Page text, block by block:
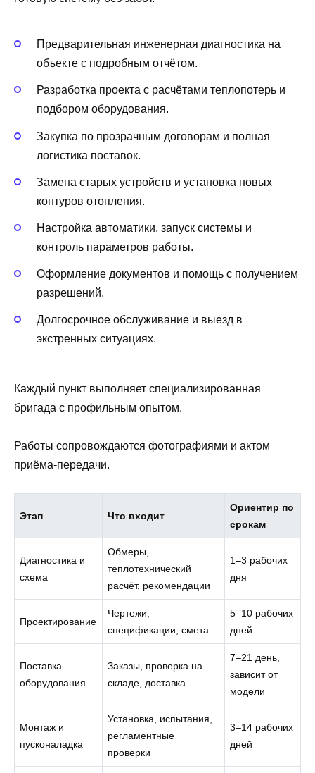
Предварительная инженерная диагностика на
объекте с подробным отчётом.
Разработка проекта с расчётами теплопотерь и
подбором оборудования.
Закупка по прозрачным договорам и полная
логистика поставок.
Замена старых устройств и установка новых
контуров отопления.
Настройка автоматики, запуск системы и
контроль параметров работы.
Оформление документов и помощь с получением
разрешений.
Долгосрочное обслуживание и выезд в
экстренных ситуациях.
Каждый пункт выполняет специализированная
бригада с профильным опытом.
Работы сопровождаются фотографиями и актом
приёма-передачи.
Этап Что входит
Ориентир по
срокам
Диагностика и
схема
Обмеры,
теплотехнический
расчёт, рекомендации
1–3 рабочих
дня
Проектирование
Чертежи,
спецификации, смета
5–10 рабочих
дней
Поставка
оборудования
Заказы, проверка на
складе, доставка
7–21 день,
зависит от
модели
Монтаж и
пусконаладка
Установка, испытания,
регламентные
проверки
3–14 рабочих
дней